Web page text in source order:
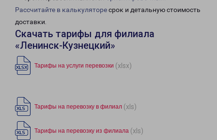
Рассчитайте в калькуляторесрок и детальную стоимость
доставки.
Скачать тарифы для филиала
«Ленинск-Кузнецкий»
Тарифы на услуги перевозки (xlsx)
Тарифы на перевозку в филиал (xls)
Тарифы на перевозку из филиала (xls)